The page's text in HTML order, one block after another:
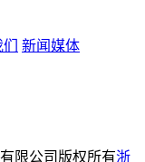
新闻媒体
限公司 版权所有浙